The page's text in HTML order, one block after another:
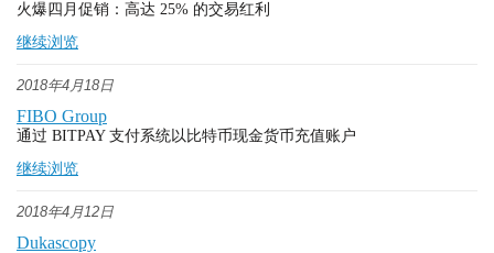
火爆四月促销：高达 25% 的交易红利
继续浏览
2018年4月18日
FIBO Group
通过 BITPAY 支付系统以比特币现金货币充值账户
继续浏览
2018年4月12日
Dukascopy